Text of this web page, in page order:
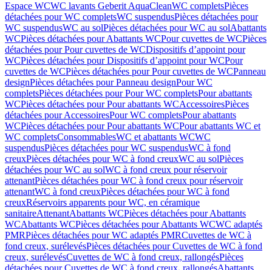
Espace WCWC lavants Geberit AquaCleanWC completsPièces
détachées pour WC completsWC suspendusPièces détachées pour
WC suspendusWC au solPièces détachées pour WC au solAbattants
WCPièces détachées pour Abattants WCPour cuvettes de WCPièces
détachées pour Pour cuvettes de WCDispositifs d’appoint pour
WCPièces détachées pour Dispositifs d’appoint pour WCPour
cuvettes de WCPièces détachées pour Pour cuvettes de WCPanneau
designPièces détachées pour Panneau designPour WC
completsPièces détachées pour Pour WC completsPour abattants
WCPièces détachées pour Pour abattants WCAccessoiresPièces
détachées pour AccessoiresPour WC completsPour abattants
WCPièces détachées pour Pour abattants WCPour abattants WC et
WC completsConsommablesWC et abattants WCWC
suspendusPièces détachées pour WC suspendusWC à fond
creuxPièces détachées pour WC à fond creuxWC au solPièces
détachées pour WC au solWC à fond creux pour réservoir
attenantPièces détachées pour WC à fond creux pour réservoir
attenantWC à fond creuxPièces détachées pour WC à fond
creuxRéservoirs apparents pour WC, en céramique
sanitaireAttenantAbattants WCPièces détachées pour Abattants
WCAbattants WCPièces détachées pour Abattants WCWC adaptés
PMRPièces détachées pour WC adaptés PMRCuvettes de WC à
fond creux, surélevésPièces détachées pour Cuvettes de WC à fond
creux, surélevésCuvettes de WC à fond creux, rallongésPièces
détachées pour Cuvettes de WC à fond creux, rallongésAbattants